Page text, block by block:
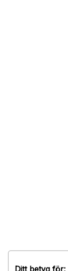
Ditt betyg för: